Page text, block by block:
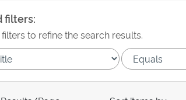
filters:
filters to refine the search results.